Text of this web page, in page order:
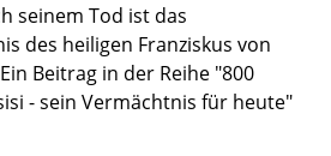
seinem Tod ist das
des heiligen Franziskus von
Beitrag in der Reihe "800
- sein Vermächtnis für heute"